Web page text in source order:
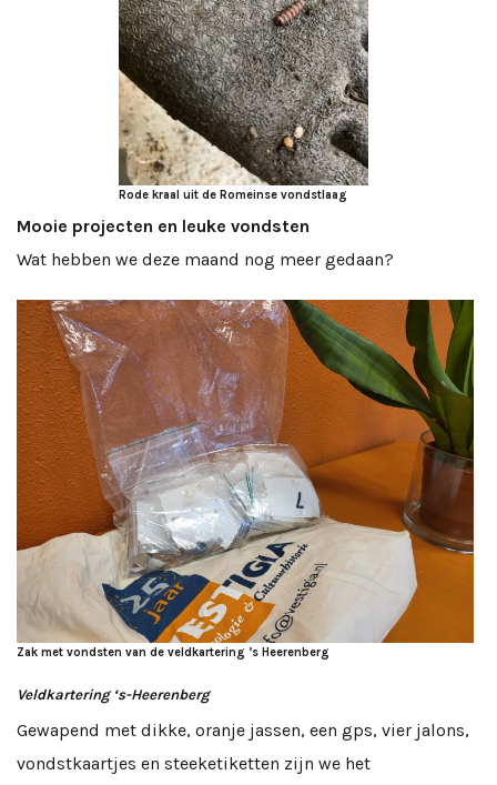
Rode kraal uit de Romeinse vondstlaag
Mooie projecten en leuke vondsten
Wat hebben we deze maand nog meer gedaan?
Zak met vondsten van de veldkartering ’s Heerenberg
Veldkartering ‘s-Heerenberg
Gewapend met dikke, oranje jassen, een gps, vier jalons,
vondstkaartjes en steeketiketten zijn we het